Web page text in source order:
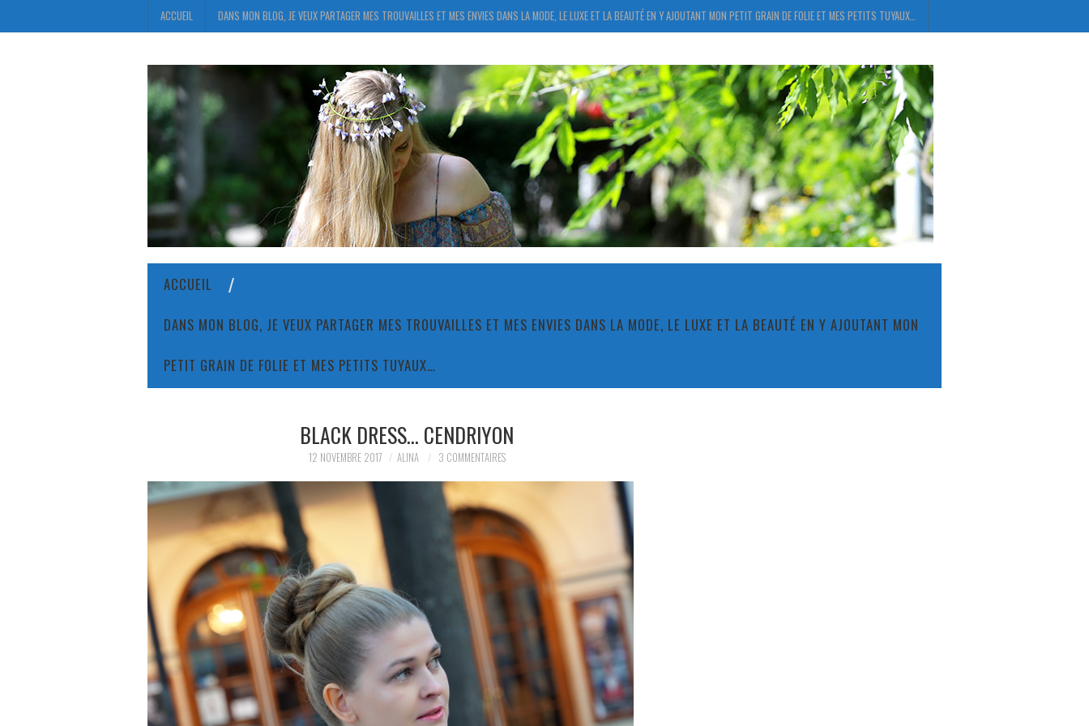
ACCUEIL DANS MON BLOG, JE VEUX PARTAGER MES TROUVAILLES ET MES ENVIES DANS LA MODE, LE LUXE ET LA BEAUTÉ EN Y AJOUTANT MON PETIT GRAIN DE FOLIE ET MES PETITS TUYAUX…
ACCUEIL
DANS MON BLOG, JE VEUX PARTAGER MES TROUVAILLES ET MES ENVIES DANS LA MODE, LE LUXE ET LA BEAUTÉ EN Y AJOUTANT MON
PETIT GRAIN DE FOLIE ET MES PETITS TUYAUX…
BLACK DRESS… CENDRIYON
12 NOVEMBRE 2017 ALINA 3 COMMENTAIRES